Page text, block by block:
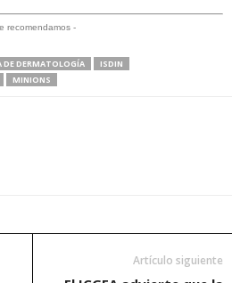
recomendamos -
DE DERMATOLOGÍA
ISDIN
MINIONS
Artículo siguiente